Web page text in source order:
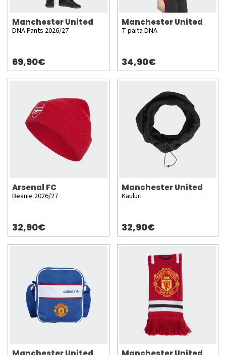
Manchester United
DNA Pants 2026/27
69,90€
Manchester United
T-paita DNA
34,90€
Arsenal FC
Beanie 2026/27
32,90€
Manchester United
Kauluri
32,90€